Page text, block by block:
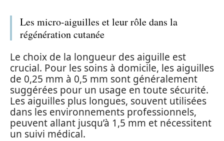
Les micro-aiguilles et leur rôle dans la
régénération cutanée
Le choix de la longueur des aiguille est
crucial. Pour les soins à domicile, les aiguilles
de 0,25 mm à 0,5 mm sont généralement
suggérées pour un usage en toute sécurité.
Les aiguilles plus longues, souvent utilisées
dans les environnements professionnels,
peuvent allant jusqu’à 1,5 mm et nécessitent
un suivi médical.